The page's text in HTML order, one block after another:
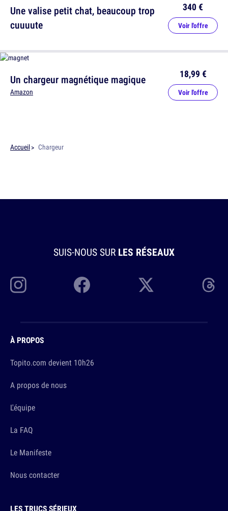
Une valise petit chat, beaucoup trop
cuuuute
340 €
Voir l'offre
Un chargeur magnétique magique
Amazon
18,99 €
Voir l'offre
Accueil Chargeur
SUIS-NOUS SUR LES RÉSEAUX
À PROPOS
Topito.com devient 10h26
A propos de nous
L'équipe
La FAQ
Le Manifeste
Nous contacter
LES TRUCS SÉRIEUX